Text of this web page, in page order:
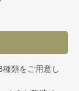
類をご用意し